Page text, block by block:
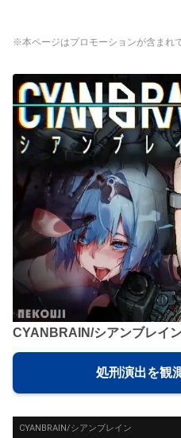
※本ページはプロモーションが含まれ
CYANBRAIN/シアンブレイ
処刑演出を観